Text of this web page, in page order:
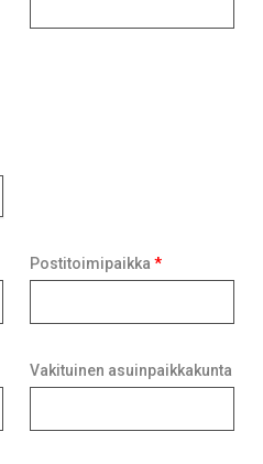
Postitoimipaikka *
Vakituinen asuinpaikkakunta